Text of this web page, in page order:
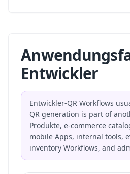
Entwickler
Entwickler-QR Workflows
QR generation is part of
Produkte, e-commerce
mobile Apps, internal tools,
inventory Workflows, and